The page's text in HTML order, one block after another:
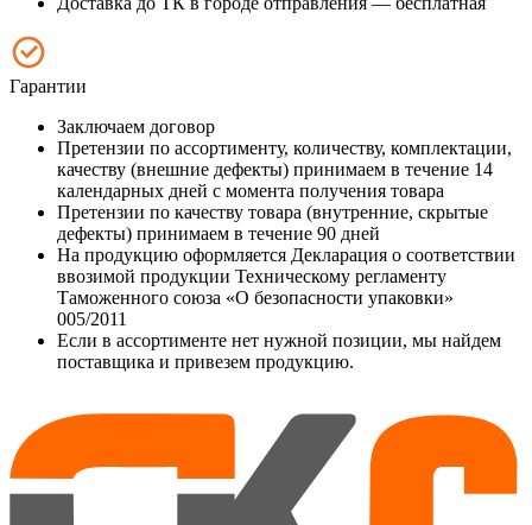
Гарантии
Заключаем договор
Претензии по ассортименту, количеству, комплектации,
качеству (внешние дефекты) принимаем в течение 14
календарных дней с момента получения товара
Претензии по качеству товара (внутренние, скрытые
дефекты) принимаем в течение 90 дней
На продукцию оформляется Декларация о соответствии
ввозимой продукции Техническому регламенту
Таможенного союза «О безопасности упаковки»
005/2011
Если в ассортименте нет нужной позиции, мы найдем
поставщика и привезем продукцию.